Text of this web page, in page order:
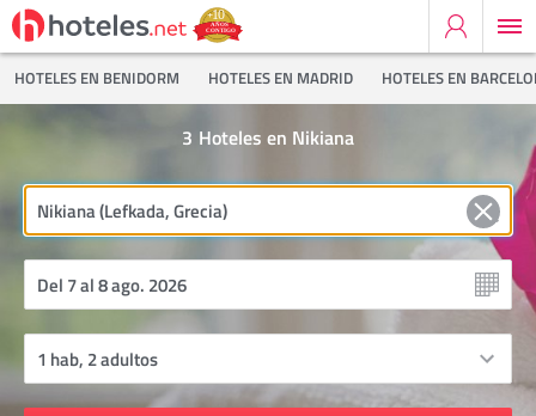
HOTELES EN BENIDORM HOTELES EN MADRID HOTELES EN
Hoteles en Nikiana
3